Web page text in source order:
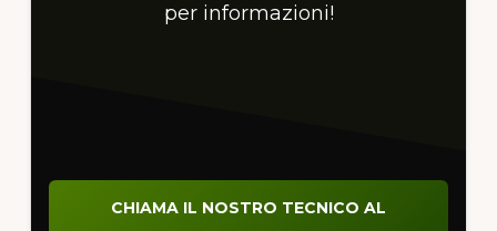
per informazioni!
CHIAMA IL NOSTRO TECNICO AL